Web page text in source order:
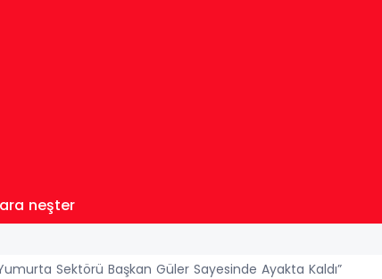
neşter
Sektörü Başkan Güler Sayesinde Ayakta Kaldı”